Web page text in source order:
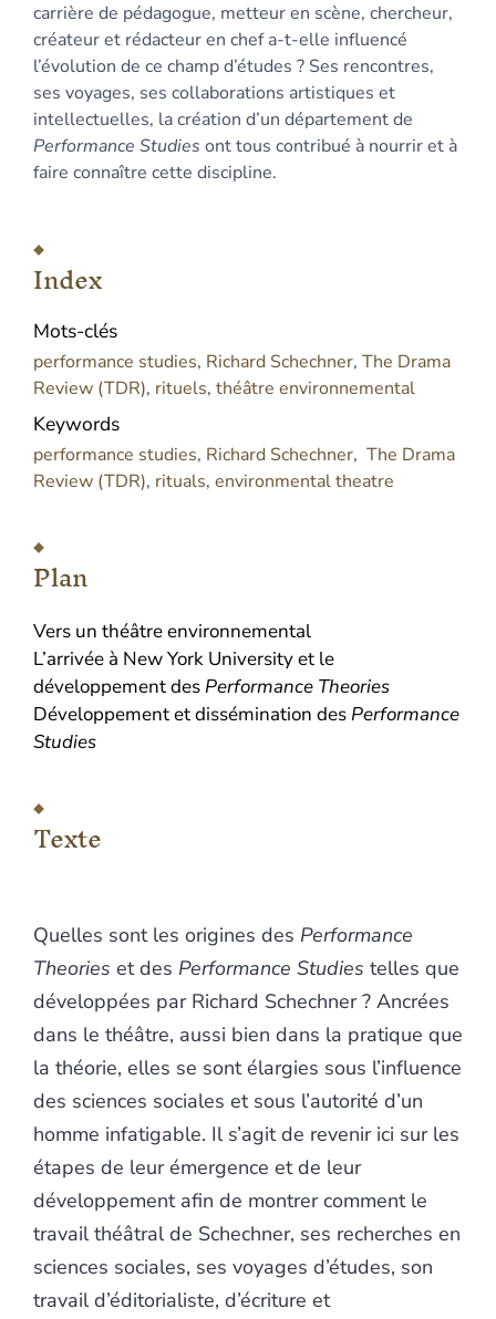
carrière de pédagogue, metteur en scène, chercheur,
créateur et rédacteur en chef a-t-elle influencé
l’évolution de ce champ d’études ? Ses rencontres,
ses voyages, ses collaborations artistiques et
intellectuelles, la création d’un département de
Performance Studies ont tous contribué à nourrir et à
faire connaître cette discipline.
Index
Mots-clés
performance studies, Richard Schechner, The Drama
Review (TDR), rituels, théâtre environnemental
Keywords
performance studies, Richard Schechner, The Drama
Review (TDR), rituals, environmental theatre
Plan
Vers un théâtre environnemental
L’arrivée à New York University et le
développement desPerformance Theories
Développement et dissémination desPerformance
Studies
Texte
Quelles sont les origines des Performance
Theories et des Performance Studies telles que
développées par Richard Schechner ? Ancrées
dans le théâtre, aussi bien dans la pratique que
la théorie, elles se sont élargies sous l’influence
des sciences sociales et sous l’autorité d’un
homme infatigable. Il s’agit de revenir ici sur les
étapes de leur émergence et de leur
développement afin de montrer comment le
travail théâtral de Schechner, ses recherches en
sciences sociales, ses voyages d’études, son
travail d’éditorialiste, d’écriture et